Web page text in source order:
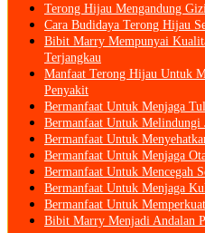
Terong Hijau Mengandung
Cara Budidaya Terong Hijau
Bibit Marry Mempunyai
Terjangkau
Manfaat Terong Hijau Untuk
Penyakit
Bermanfaat Untuk Menjaga
Bermanfaat Untuk Melindungi
Bermanfaat Untuk
Bermanfaat Untuk Menjaga
Bermanfaat Untuk Mencegah
Bermanfaat Untuk Menjaga
Bermanfaat Untuk
Bibit Marry Menjadi Andalan